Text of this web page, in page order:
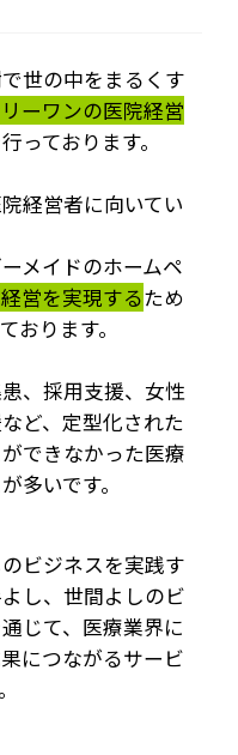
世の中をまるくす
ーワンの医院経営
っております。
経営者に向いてい
メイドのホームペ
営を実現するため
おります。
、採用支援、女性
ど、定型化された
できなかった医療
多いです。
ビジネスを実践す
し、世間よしのビ
じて、医療業界に
につながるサービ